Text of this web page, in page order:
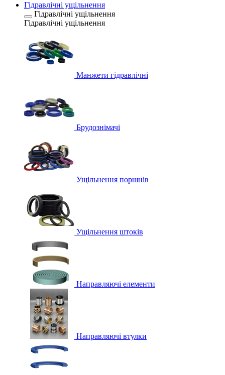
Гідравлічні ущільнення
Гідравлічні ущільнення
Гідравлічні ущільнення
Манжети гідравлічні
Брудознімачі
Ущільнення поршнів
Ущільнення штоків
Направляючі елементи
Направляючі втулки